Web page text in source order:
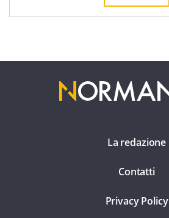
La redazione
Contatti
Privacy Policy